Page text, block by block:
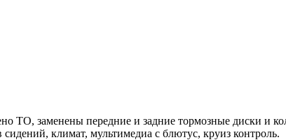
ТО, заменены передние и задние тормозные диски и
климат, мультимедиа с блютус, круиз контроль.